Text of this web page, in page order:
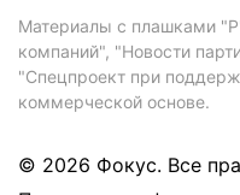
Материалы с плашками
компаний", "Новости
"Спецпроект при
коммерческой основе.
© 2026 Фокус. Все